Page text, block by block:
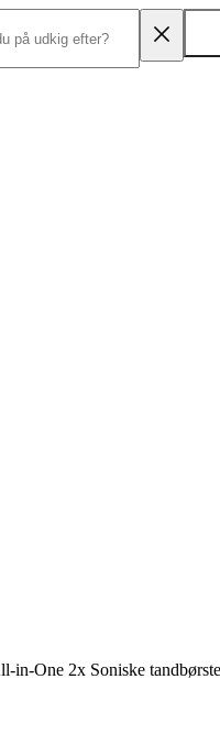
in-One 2x Soniske